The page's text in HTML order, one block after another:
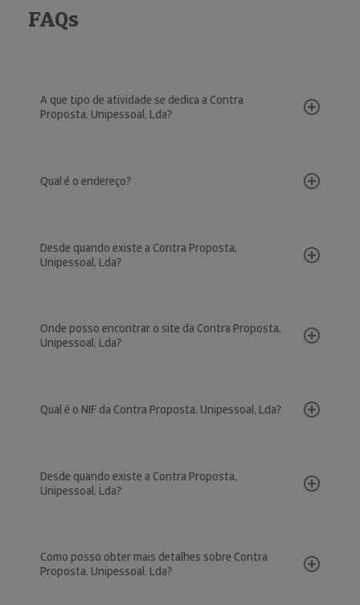
FAQs
A que tipo de atividade se dedica a Contra
Proposta, Unipessoal, Lda?
Qual é o endereço?
Desde quando existe a Contra Proposta,
Unipessoal, Lda?
Onde posso encontrar o site da Contra Proposta,
Unipessoal, Lda?
Qual é o NIF da Contra Proposta, Unipessoal, Lda?
Desde quando existe a Contra Proposta,
Unipessoal, Lda?
Como posso obter mais detalhes sobre Contra
Proposta, Unipessoal, Lda?